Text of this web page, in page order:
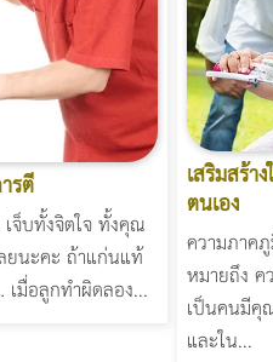
รตี
จ็บทั้งจิตใจ ทั้งคุณ
นะคะ ถ้าแก่นแท้
มื่อลูกทำผิดลอง...
เสริมสร้า
ตนเอง
ความภาค
หมายถึง ค
เป็นคนมีคุ
และใน...